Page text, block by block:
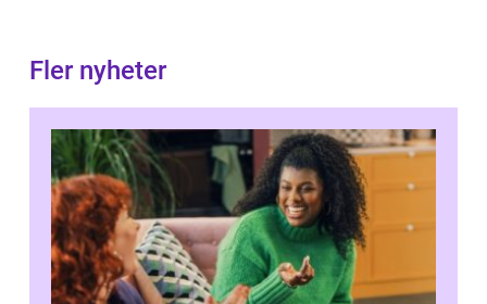
Fler nyheter